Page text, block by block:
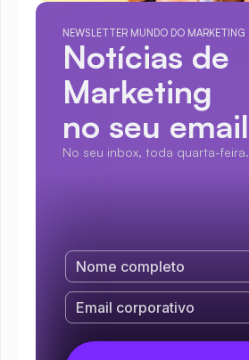
NEWSLETTER MUNDO DO MARKETING
Notícias de
Marketing
no seu email
No seu inbox, toda quarta-feira.